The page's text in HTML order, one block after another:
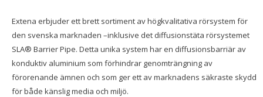
Extena erbjuder ett brett sortiment av högkvalitativa rörsystem för
den svenska marknaden –inklusive det diffusionstäta rörsystemet
SLA® Barrier Pipe. Detta unika system har en diffusionsbarriär av
konduktiv aluminium som förhindrar genomträngning av
förorenande ämnen och som ger ett av marknadens säkraste skydd
för både känslig media och miljö.